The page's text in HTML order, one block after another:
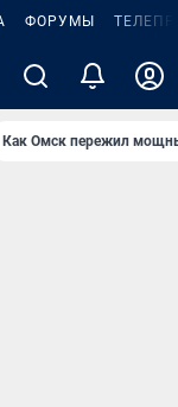
ФОРУМЫ
Как Омск пережил